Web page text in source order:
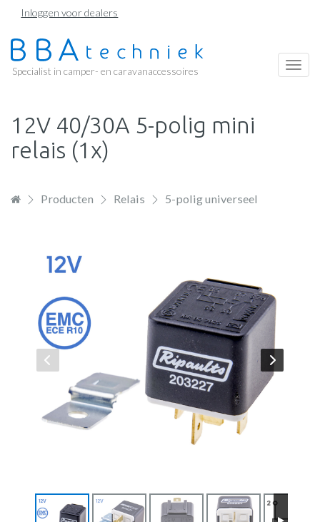
Overslaan
naar
de
Inloggen voor dealers
Specialist in camper- en caravanaccessoires
12V 40/30A 5-polig mini
relais (1x)
Producten Relais 5-polig universeel